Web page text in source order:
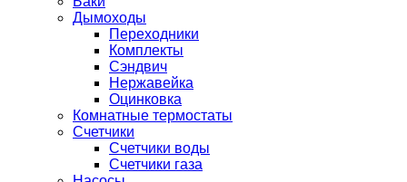
Дымоходы
Переходники
Комплекты
Сэндвич
Нержавейка
Оцинковка
Комнатные термостаты
Счетчики
Счетчики воды
Счетчики газа